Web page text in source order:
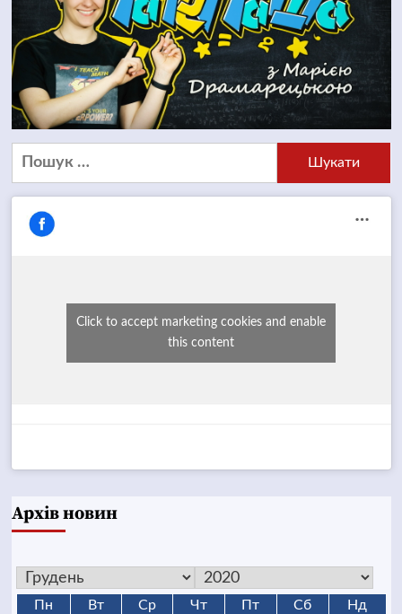
Пошук:
Click to accept marketing cookies and enable
this content
Архів новин
Пн Вт Ср Чт Пт Сб Нд